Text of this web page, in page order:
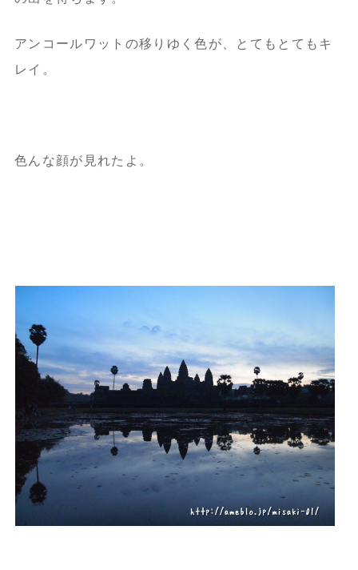
アンコールワットの移りゆく色が、とてもとてもキ
レイ。
色んな顔が見れたよ。